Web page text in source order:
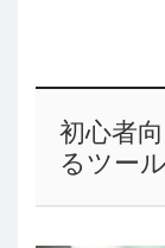
初心者
るツール